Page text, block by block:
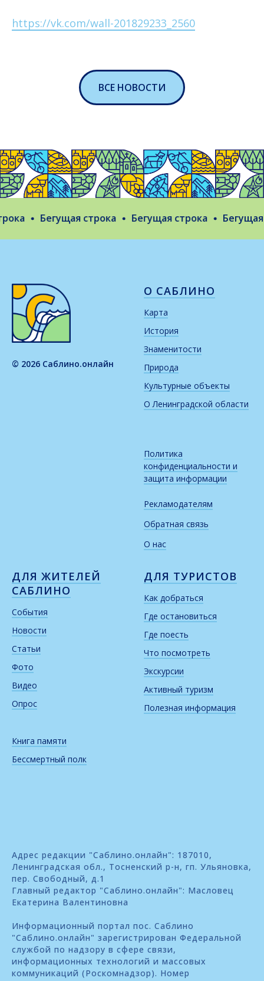
https://vk.com/wall-201829233_2560
ВСЕ НОВОСТИ
Бегущая строка Бегущая строка Бегущая
© 2026 Саблино.онлайн
О САБЛИНО
Карта
История
Знаменитости
Природа
Культурные объекты
О Ленинградской области
Политика
конфиденциальности и
защита информации
Рекламодателям
Обратная связь
О нас
ДЛЯ ЖИТЕЛЕЙ
САБЛИНО
События
Новости
Статьи
Фото
Видео
Опрос
Книга памяти
Бессмертный полк
ДЛЯ ТУРИСТОВ
Как добраться
Где остановиться
Где поесть
Что посмотреть
Экскурсии
Активный туризм
Полезная информация
Адрес редакции "Саблино.онлайн": 187010,
Ленинградская обл., Тосненский р-н, гп. Ульяновка,
пер. Свободный, д.1
Главный редактор "Саблино.онлайн": Масловец
Екатерина Валентиновна
Информационный портал пос. Саблино
"Саблино.онлайн" зарегистрирован Федеральной
службой по надзору в сфере связи,
информационных технологий и массовых
коммуникаций (Роскомнадзор). Номер